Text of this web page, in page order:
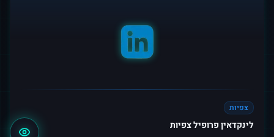
צפיות
לינקדאין פרופיל צפיות